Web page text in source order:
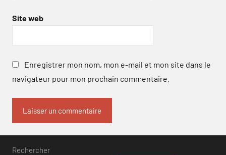
Site web
Enregistrer mon nom, mon e-mail et mon site dans le
navigateur pour mon prochain commentaire.
Rechercher